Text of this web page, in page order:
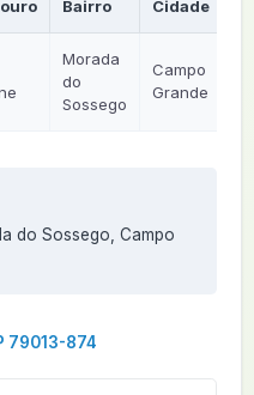
Bairro Cidade
Morada
do
Sossego
Campo
Grande
do Sossego, Campo
79013-874